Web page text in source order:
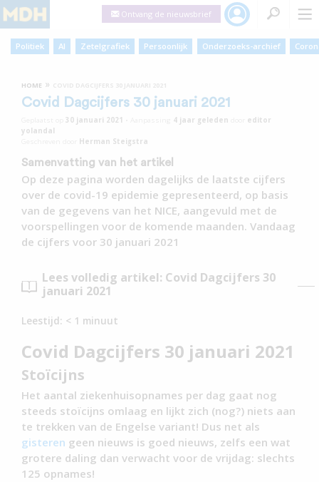
Ontvang de nieuwsbrief
Politiek AI Zetelgrafiek Persoonlijk Onderzoeks-archief
HOME »
Covid Dagcijfers 30 januari 2021
30 januari 2021 4 jaar geleden
editor
yolandal
Herman Steigstra
Samenvatting van het artikel
Op deze pagina worden dagelijks de laatste cijfers
over de covid-19 epidemie gepresenteerd, op basis
van de gegevens van het NICE, aangevuld met de
voorspellingen voor de komende maanden. Vandaag
de cijfers voor 30 januari 2021
Lees volledig artikel: Covid Dagcijfers 30
januari 2021
Leestijd: < 1 minuut
Covid Dagcijfers 30 januari 2021
Stoïcijns
Het aantal ziekenhuisopnames per dag gaat nog
steeds stoïcijns omlaag en lijkt zich (nog?) niets aan
te trekken van de Engelse variant! Dus net als
gisteren geen nieuws is goed nieuws, zelfs een wat
grotere daling dan verwacht voor de vrijdag: slechts
125 opnames!